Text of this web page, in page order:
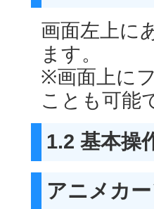
画面左上に
ます。
※画面上に
ことも可能
1.2 基本操
アニメカ